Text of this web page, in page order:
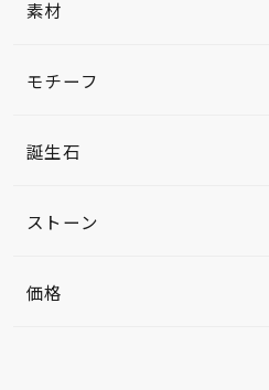
素材
モチーフ
誕生石
ストーン
価格